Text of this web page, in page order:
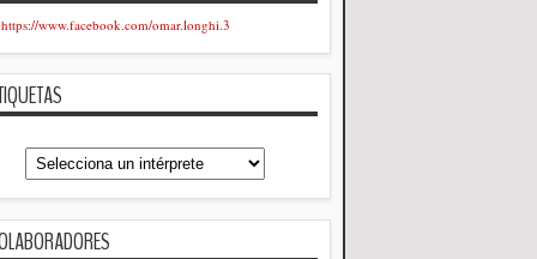
https://www.facebook.com/omar.longhi.3